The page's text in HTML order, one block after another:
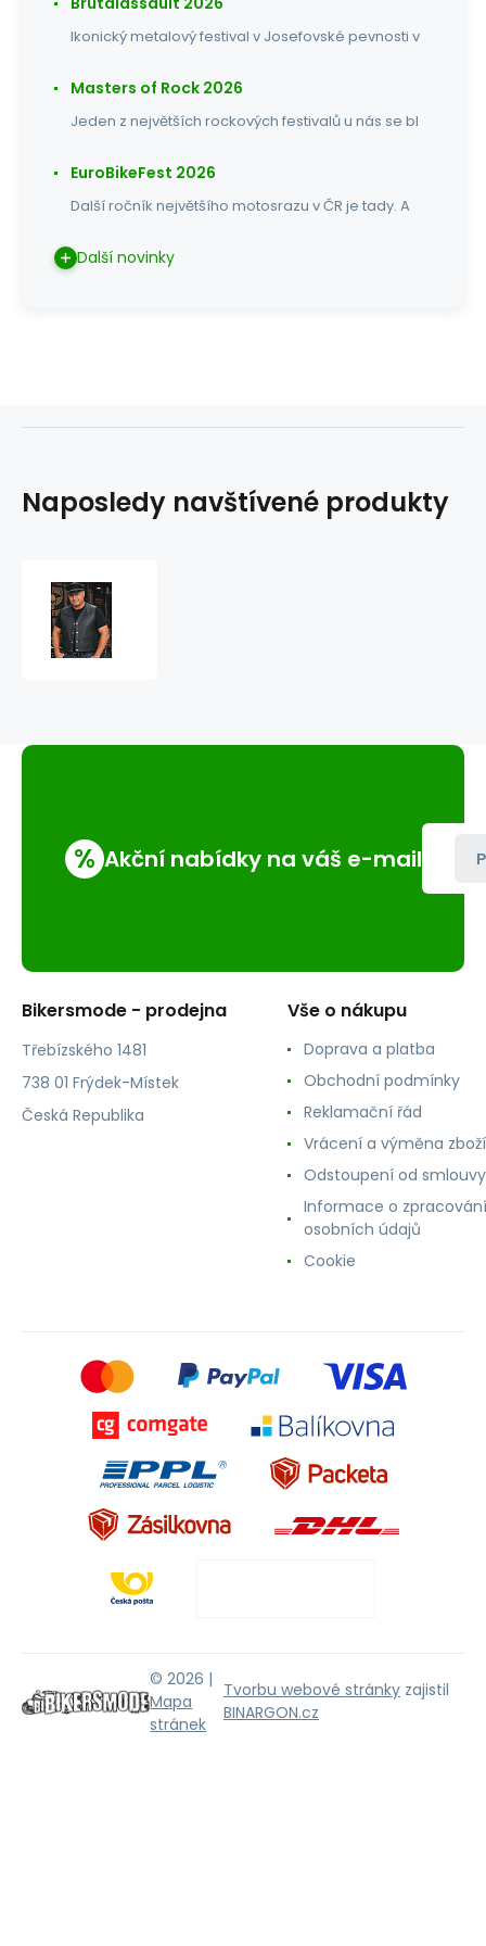
Ikonický metalový festival v Josefovské pevnosti v
Masters of Rock 2026
Jeden z největších rockových festivalů u nás se bl
EuroBikeFest 2026
Další ročník největšího motosrazu v ČR je tady. A
Další novinky
Naposledy navštívené produkty
% Akční nabídky na váš e-mail
Bikersmode - prodejna
Třebízského 1481
738 01 Frýdek-Místek
Česká Republika
Vše o nákupu
Doprava a platba
Obchodní podmínky
Reklamační řád
Vrácení a výměna zboží
Odstoupení od smlouvy
Informace o zpracování
osobních údajů
Cookie
© 2026 |
Mapa
stránek
Tvorbu webové stránky zajistil
BINARGON.cz